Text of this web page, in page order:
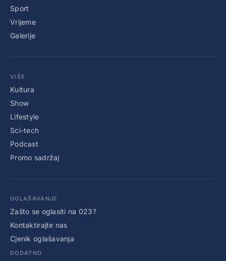
Sport
Vrijeme
Galerije
VIŠE
Kultura
Show
Lifestyle
Sci-tech
Podcast
Promo sadržaj
OGLAŠAVANJE
Zašto se oglasiti na 023?
Kontaktirajte nas
Cjenik oglašavanja
DODATNO